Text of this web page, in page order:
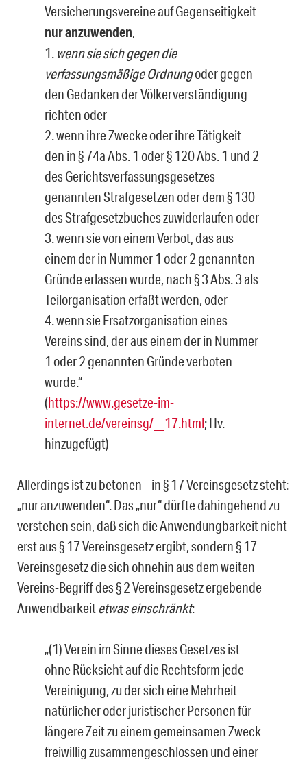
Versicherungsvereine auf Gegenseitigkeit
nur anzuwenden,
1. wenn sie sich gegen die
verfassungsmäßige Ordnungoder gegen
den Gedanken der Völkerverständigung
richten oder
2. wenn ihre Zwecke oder ihre Tätigkeit
den in § 74a Abs. 1 oder § 120 Abs. 1 und 2
des Gerichtsverfassungsgesetzes
genannten Strafgesetzen oder dem § 130
des Strafgesetzbuches zuwiderlaufen oder
3. wenn sie von einem Verbot, das aus
einem der in Nummer 1 oder 2 genannten
Gründe erlassen wurde, nach § 3 Abs. 3 als
Teilorganisation erfaßt werden, oder
4. wenn sie Ersatzorganisation eines
Vereins sind, der aus einem der in Nummer
1 oder 2 genannten Gründe verboten
wurde.“
(https://www.gesetze-im-
internet.de/vereinsg/__17.html; Hv.
hinzugefügt)
Allerdings ist zu betonen – in § 17 Vereinsgesetz steht:
„nur anzuwenden“. Das „nur“ dürfte dahingehend zu
verstehen sein, daß sich die Anwendungbarkeit nicht
erst aus § 17 Vereinsgesetz ergibt, sondern § 17
Vereinsgesetz die sich ohnehin aus dem weiten
Vereins-Begriff des § 2 Vereinsgesetz ergebende
Anwendbarkeitetwas einschränkt:
„(1) Verein im Sinne dieses Gesetzes ist
ohne Rücksicht auf die Rechtsform jede
Vereinigung, zu der sich eine Mehrheit
natürlicher oder juristischer Personen für
längere Zeit zu einem gemeinsamen Zweck
freiwillig zusammengeschlossen und einer